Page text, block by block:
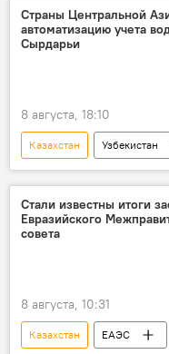
Страны Центральной
автоматизацию учета
Сырдарьи
8 августа, 18:10
Казахстан Узбекистан
Центральная Азия
Таджикистан
Кыргызстан
Стали известны итоги
Евразийского
совета
8 августа, 10:31
Казахстан ЕАЭС